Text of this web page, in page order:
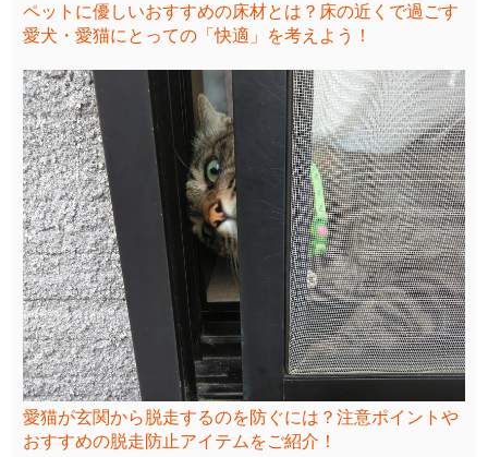
ペットに優しいおすすめの床材とは？床の近くで過ごす
愛犬・愛猫にとっての「快適」を考えよう！
愛猫が玄関から脱走するのを防ぐには？注意ポイントや
おすすめの脱走防止アイテムをご紹介！